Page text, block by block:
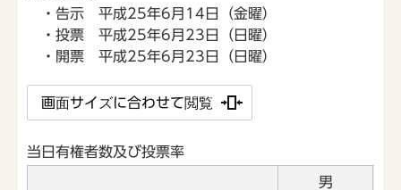
・告示 平成25年6月14日（金曜）
・投票 平成25年6月23日（日曜）
・開票 平成25年6月23日（日曜）
画面サイズに合わせて閲覧
当日有権者数及び投票率
男